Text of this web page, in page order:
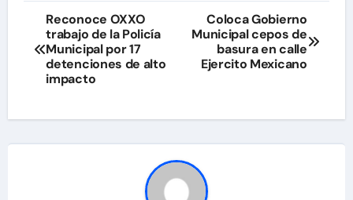
Navegación
de
entradas
Reconoce OXXO
trabajo de la Policía
Municipal por 17
detenciones de alto
impacto
Coloca Gobierno
Municipal cepos de
basura en calle
Ejercito Mexicano